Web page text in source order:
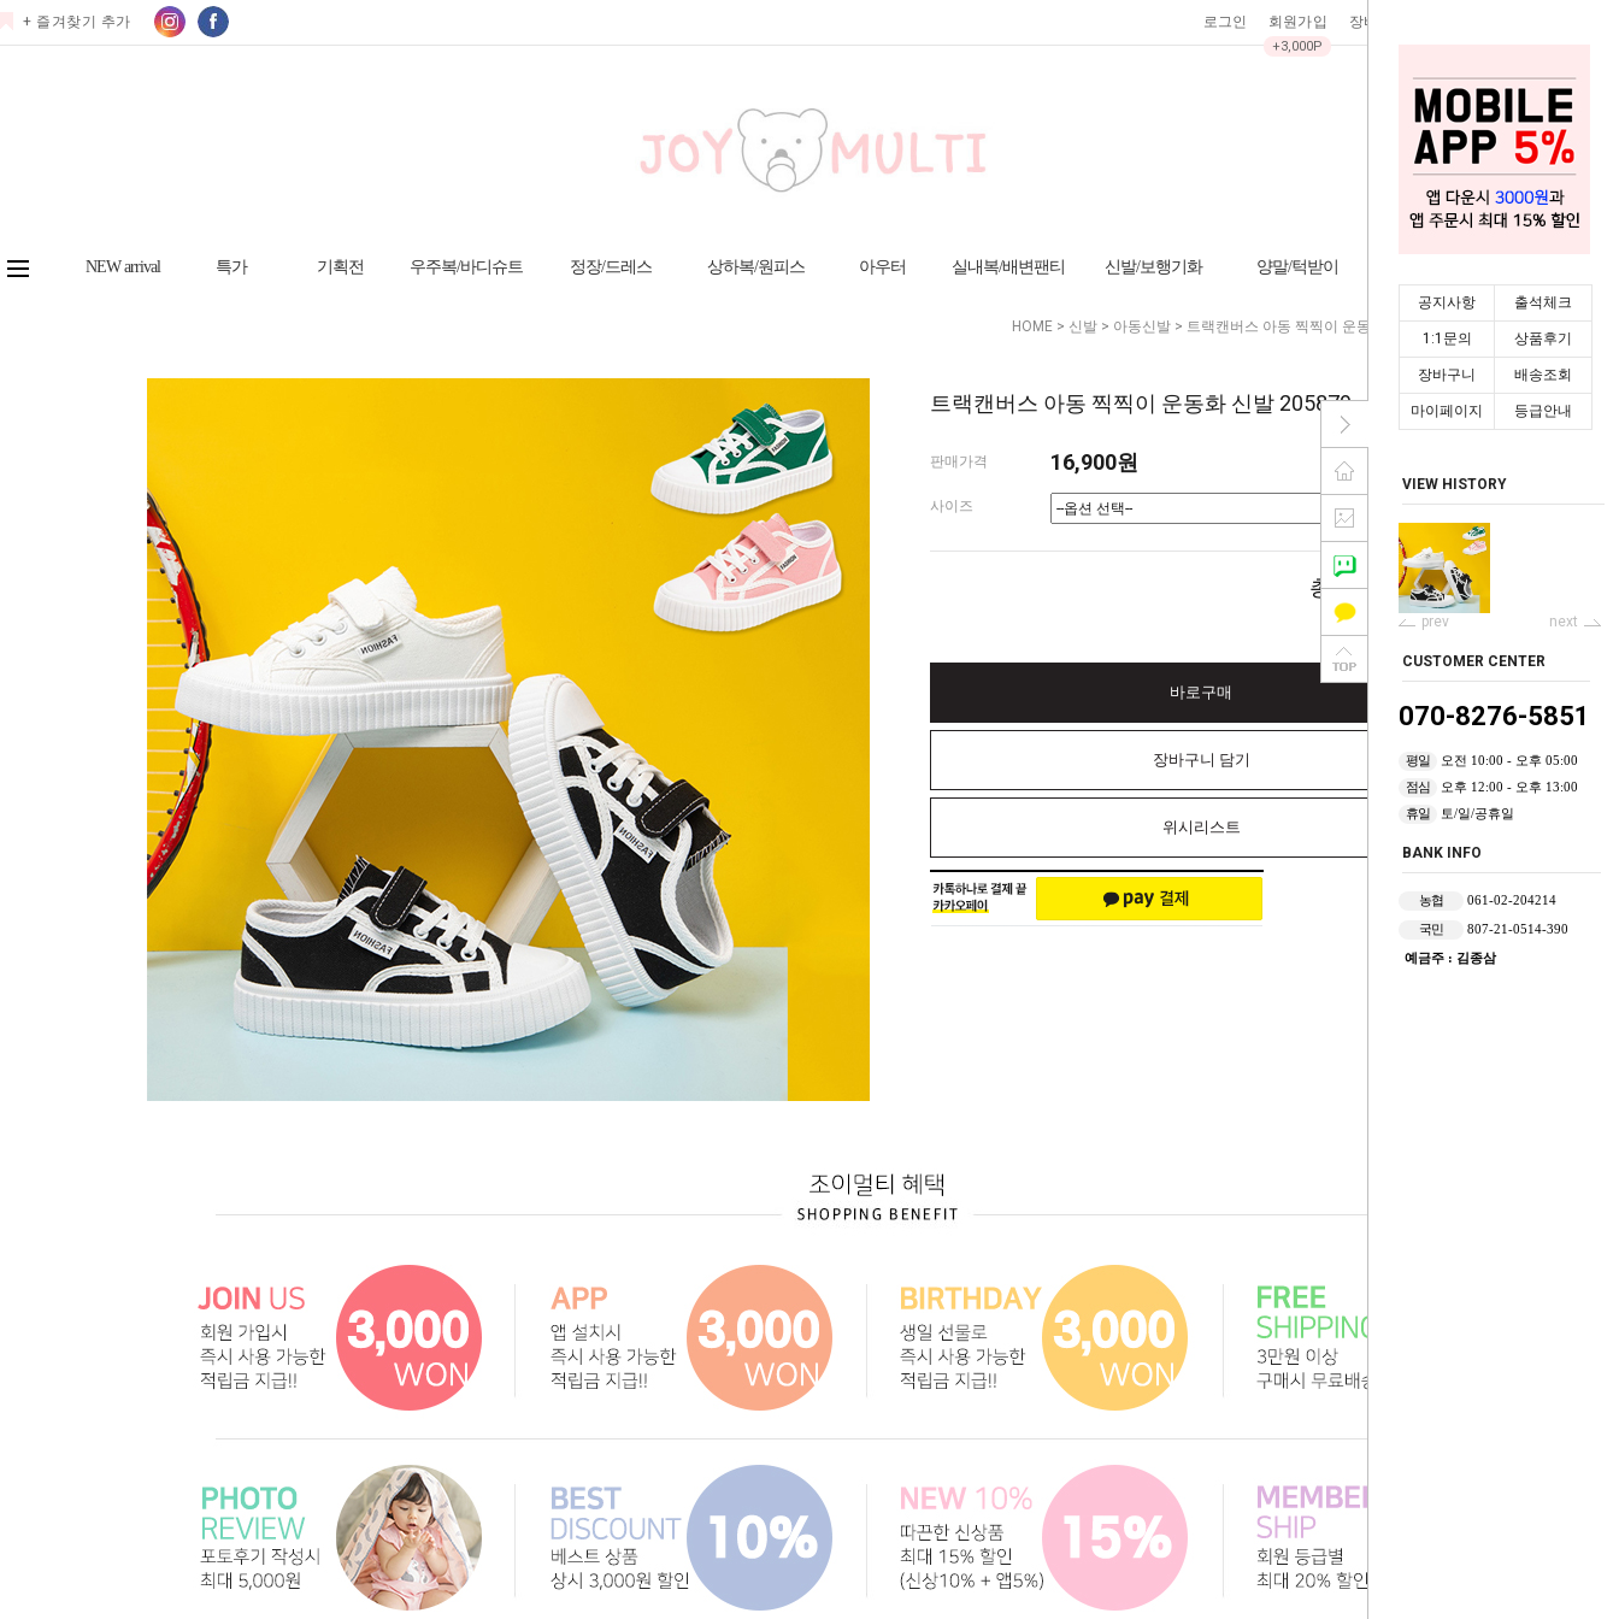
공지사항 출석체크
1:1문의 상품후기
장바구니 배송조회
마이페이지 등급안내
VIEW HISTORY
prev next
CUSTOMER CENTER
070-8276-5851
평일
오전 10:00 - 오후 05:00
점심
오후 12:00 - 오후 13:00
휴일
토/일/공휴일
BANK INFO
농협
061-02-204214
국민
807-21-0514-390
예금주 : 김종삼
+ 즐겨찾기 추가 로그인 회원가입
+3,000P
장바구니
NEW arrival 특가 기획전 우주복/바디슈트 정장/드레스 상하복/원피스 아우터 실내복/배변팬티 신발/보행기화 양말/턱받이
HOME > 신발 > 아동신발 > 트랙캔버스 아동 찍찍이 운동화 신발 205879
트랙캔버스 아동 찍찍이 운동화 신발 205879
판매가격 16,900원
사이즈
총 상품 금액0원
바로구매
장바구니 담기
위시리스트